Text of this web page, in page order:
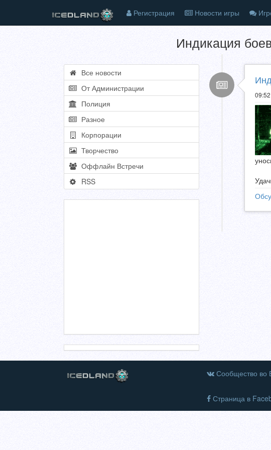
Регистрация Новости игры
Индикация
Все новости
От Администрации
Полиция
Разное
Корпорации
Творчество
Оффлайн Встречи
RSS
Сообщество во
Страница в